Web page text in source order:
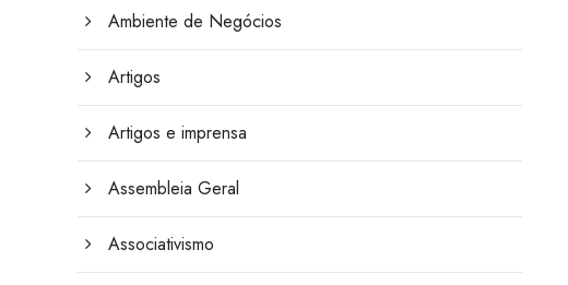
Ambiente de Negócios
Artigos
Artigos e imprensa
Assembleia Geral
Associativismo